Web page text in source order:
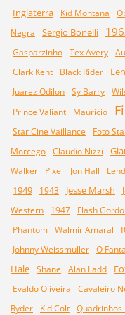
Inglaterra Kid Montana
Negra
Sergio Bonelli
Gasparzinho Tex Avery
Clark Kent
Black Rider
Juarez Odilon Sy Barry
Prince Valiant Maurício
Star Cine Vaillance
Foto
Morcego Claudio Nizzi
Walker
Pixel Jon Hall
1949
1943 Jesse Marsh
Western
1947 Flash
Phantom Walmir Amaral
Johnny Weissmuller O
Hale Shane Alan Ladd
Evaldo Oliveira
Cavaleiro
Ryder
Kid Colt Quadrinhos